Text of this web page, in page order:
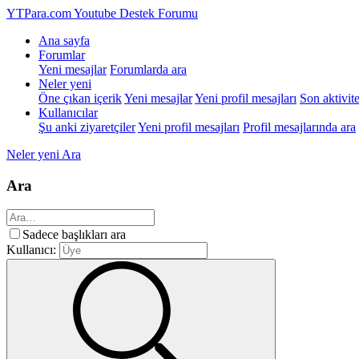
YTPara.comYoutube Destek Forumu
Ana sayfa
Forumlar
Yeni mesajlar Forumlarda ara
Neler yeni
Öne çıkan içerikYeni mesajlarYeni profil mesajları Son
Kullanıcılar
Şu anki ziyaretçilerYeni profil mesajları Profil mesajlarında ara
Neler yeni Ara
Ara
Sadece başlıkları ara
Kullanıcı: